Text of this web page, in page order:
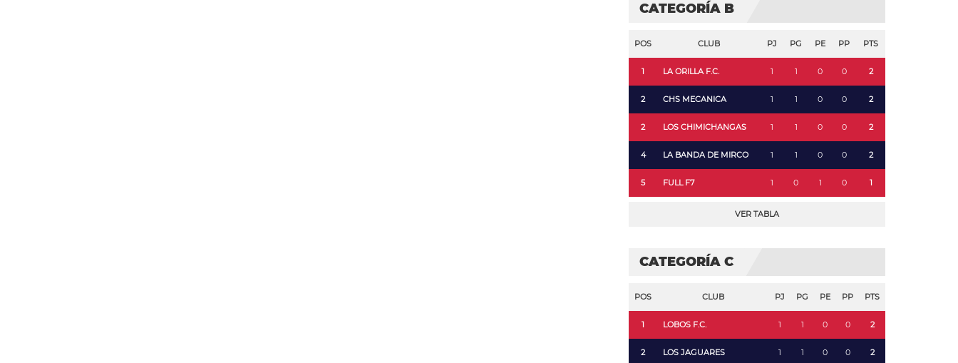
CATEGORÍA B
POS CLUB PJ PG PE PP PTS
1 LA ORILLA F.C. 1 1 0 0 2
2 CHS MECANICA 1 1 0 0 2
2 LOS CHIMICHANGAS 1 1 0 0 2
4 LA BANDA DE MIRCO 1 1 0 0 2
5 FULL F7 1 0 1 0 1
VER TABLA
CATEGORÍA C
POS CLUB PJ PG PE PP PTS
1 LOBOS F.C. 1 1 0 0 2
2 LOS JAGUARES 1 1 0 0 2